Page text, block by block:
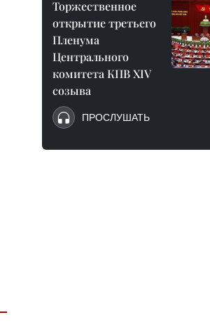
Торжественное
открытие третьего
Пленума
Центрального
комитета КПВ XIV
созыва
ПРОСЛУШАТЬ